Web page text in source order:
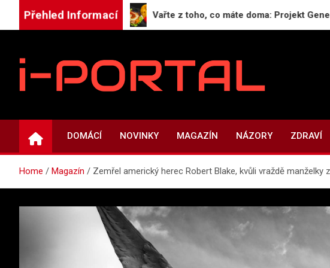
Přehled Informací
značku. Vařte z toho, co máte doma: Projekt
DOMÁCÍ NOVINKY MAGAZÍN NÁZORY ZDRAVÍ
Home Magazín Zemřel americký herec Robert Blake, kvůli vraždě manželky